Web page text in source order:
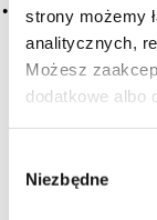
strony możemy
analitycznych,
Możesz
dodatkowe albo
zgody
Niezbędne
Czy
diesel
2016-05-10
aromat
lub naftę; dla
aromatyczny
i austriackich